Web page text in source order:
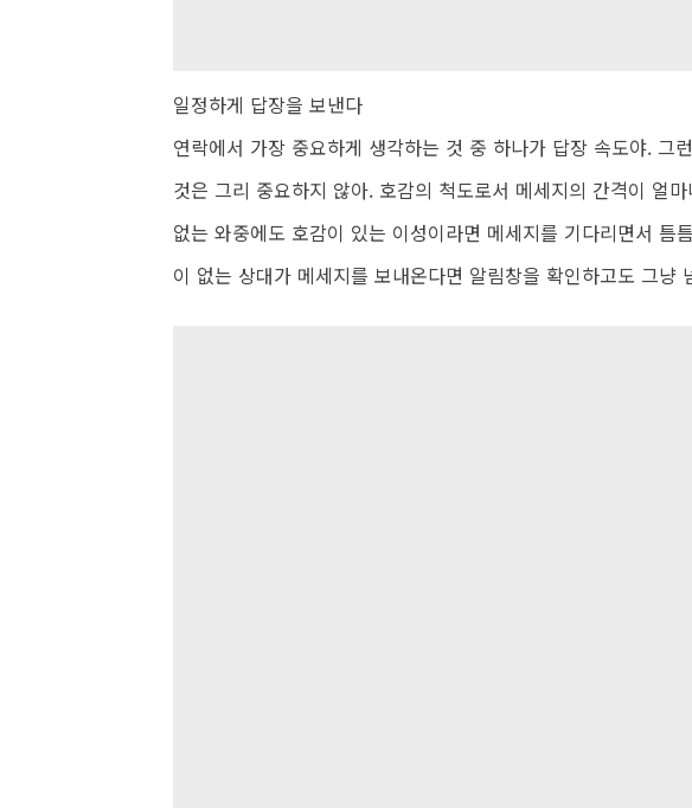
일정하게 답장을 보낸다
연락에서 가장 중요하게 생각하는 것 중 하나가 답장 속도야. 그
것은 그리 중요하지 않아. 호감의 척도로서 메세지의 간격이 얼
없는 와중에도 호감이 있는 이성이라면 메세지를 기다리면서 틈
이 없는 상대가 메세지를 보내온다면 알림창을 확인하고도 그냥